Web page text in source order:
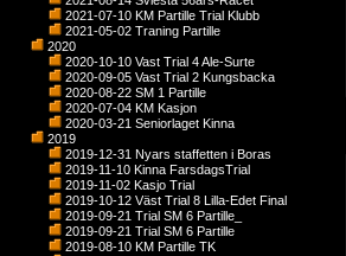
2021-07-10 KM Partille Trial Klubb
2021-05-02 Traning Partille
2020
2020-10-10 Vast Trial 4 Ale-Surte
2020-09-05 Vast Trial 2 Kungsbacka
2020-08-22 SM 1 Partille
2020-07-04 KM Kasjon
2020-03-21 Seniorlaget Kinna
2019
2019-12-31 Nyars staffetten i Boras
2019-11-10 Kinna FarsdagsTrial
2019-11-02 Kasjo Trial
2019-10-12 Väst Trial 8 Lilla-Edet Final
2019-09-21 Trial SM 6 Partille_
2019-09-21 Trial SM 6 Partille
2019-08-10 KM Partille TK